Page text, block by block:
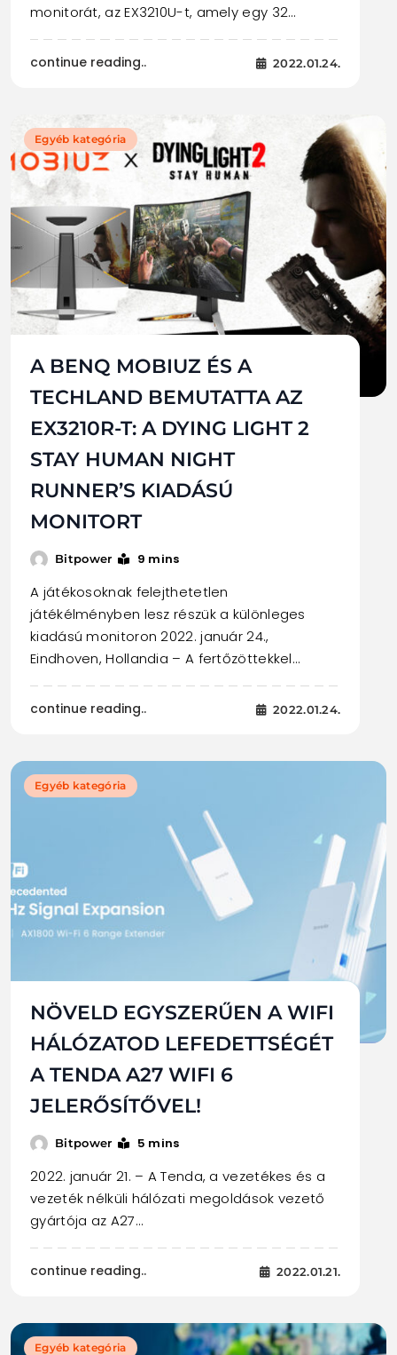
monitorát, az EX3210U-t, amely egy 32…
continue reading.. 2022.01.24.
Egyéb kategória
A BENQ MOBIUZ ÉS A
TECHLAND BEMUTATTA AZ
EX3210R-T: A DYING LIGHT 2
STAY HUMAN NIGHT
RUNNER’S KIADÁSÚ
MONITORT
Bitpower 9 mins
A játékosoknak felejthetetlen
játékélményben lesz részük a különleges
kiadású monitoron 2022. január 24.,
Eindhoven, Hollandia – A fertőzöttekkel…
continue reading.. 2022.01.24.
Egyéb kategória
NÖVELD EGYSZERŰEN A WIFI
HÁLÓZATOD LEFEDETTSÉGÉT
A TENDA A27 WIFI 6
JELERŐSÍTŐVEL!
Bitpower 5 mins
2022. január 21. – A Tenda, a vezetékes és a
vezeték nélküli hálózati megoldások vezető
gyártója az A27…
continue reading.. 2022.01.21.
Egyéb kategória